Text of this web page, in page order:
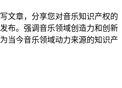
文章，分享您对音乐知识产权的
布。强调音乐领域创造力和创新
当今音乐领域动力来源的知识产